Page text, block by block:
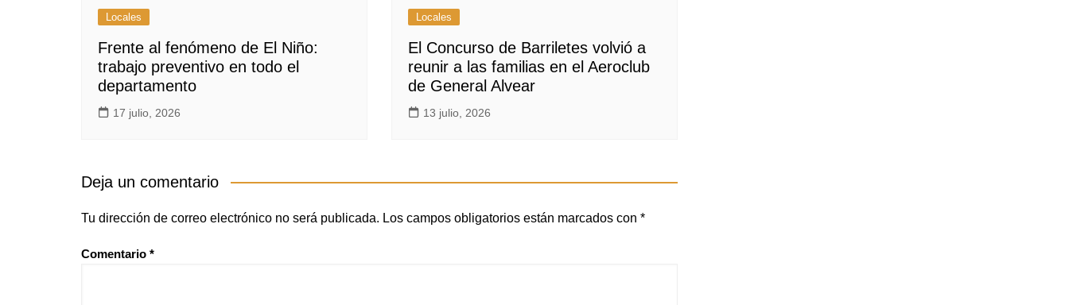
Locales
Frente al fenómeno de El Niño:
trabajo preventivo en todo el
departamento
17 julio, 2026
Locales
El Concurso de Barriletes volvió a
reunir a las familias en el Aeroclub
de General Alvear
13 julio, 2026
Deja un comentario
Tu dirección de correo electrónico no será publicada. Los campos obligatorios están marcados con *
Comentario *